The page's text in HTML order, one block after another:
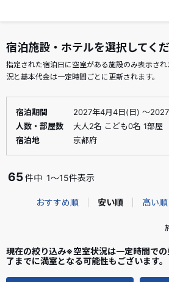
宿泊施設・ホテルを選択してく
指定された宿泊日に空室がある施設のみ表示さ
況と基本代金は一定時間ごとに更新されます。
宿泊期間
2027年4月4日(日) ～
人数・部屋数
大人2名 こども0名 1部屋
宿泊地
京都府
現在の絞り込み※空室状況は一定時間で
了までに満室となる可能性もございます。
65件中 1～15件表示
おすすめ順 安い順 高い順